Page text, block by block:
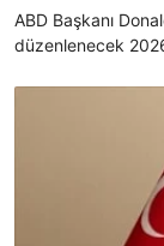
ABD Başkanı
düzenlenecek